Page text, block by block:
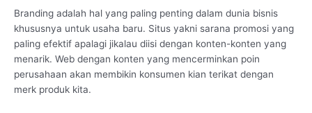
Branding adalah hal yang paling penting dalam dunia bisnis
khususnya untuk usaha baru. Situs yakni sarana promosi yang
paling efektif apalagi jikalau diisi dengan konten-konten yang
menarik. Web dengan konten yang mencerminkan poin
perusahaan akan membikin konsumen kian terikat dengan
merk produk kita.